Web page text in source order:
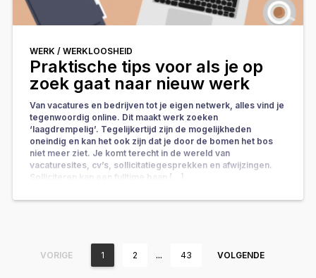
WERK / WERKLOOSHEID
Praktische tips voor als je op
zoek gaat naar nieuw werk
Van vacatures en bedrijven tot je eigen netwerk, alles vind je
tegenwoordig online. Dit maakt werk zoeken
‘laagdrempelig’. Tegelijkertijd zijn de mogelijkheden
oneindig en kan het ook zijn dat je door de bomen het bos
niet meer ziet. Je komt terecht in de wereld van
vacaturesites, cv’s, sollicitatiegesprekken en afwijzingen.
Solliciteren kan een fulltime baan […]
VORIGE 1 2 … 43 VOLGENDE